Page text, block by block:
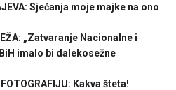
Sjećanja moje majke na ono
„Zatvaranje Nacionalne i
imalo bi dalekosežne
Kakva šteta!